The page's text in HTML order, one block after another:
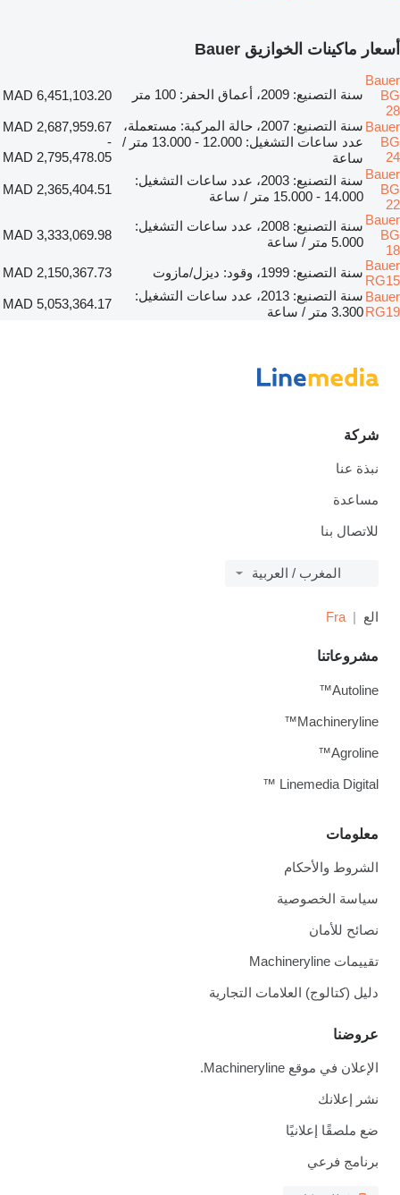
أسعار ماكينات الخوازيق Bauer
Bauer
BG
28
سنة التصنيع: 2009، أعماق الحفر: 100 متر MAD 6,451,103.20
Bauer
BG
24
سنة التصنيع: 2007، حالة المركبة: مستعملة،
عدد ساعات التشغيل: 12.000 - 13.000 متر /
ساعة
MAD 2,687,959.67
-
MAD 2,795,478.05
Bauer
BG
22
سنة التصنيع: 2003، عدد ساعات التشغيل:
14.000 - 15.000 متر / ساعة
MAD 2,365,404.51
Bauer
BG
18
سنة التصنيع: 2008، عدد ساعات التشغيل:
5.000 متر / ساعة
MAD 3,333,069.98
Bauer
RG15
سنة التصنيع: 1999، وقود: ديزل/مازوت
MAD 2,150,367.73
Bauer
RG19
سنة التصنيع: 2013، عدد ساعات التشغيل:
3.300 متر / ساعة
MAD 5,053,364.17
شركة
نبذة عنا
مساعدة
للاتصال بنا
المغرب / العربية
الع Fra
معلومات
الشروط والأحكام
سياسة الخصوصية
نصائح للأمان
تقييمات Machineryline
دليل (كتالوج) العلامات التجارية
عروضنا
الإعلان في موقع Machineryline.
نشر إعلانك
ضع ملصقًا إعلانيًا
برنامج فرعي
مشروعاتنا
Autoline™
Machineryline™
Agroline™
Linemedia Digital ™